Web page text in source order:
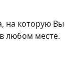
на которую Вы
любом месте.